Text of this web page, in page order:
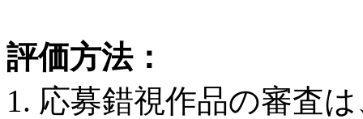
評価方法：
1. 応募錯視作品の審査